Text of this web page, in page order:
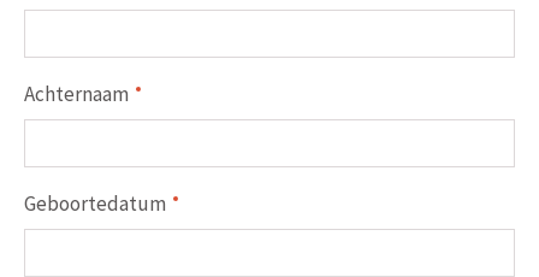
Achternaam
Geboortedatum